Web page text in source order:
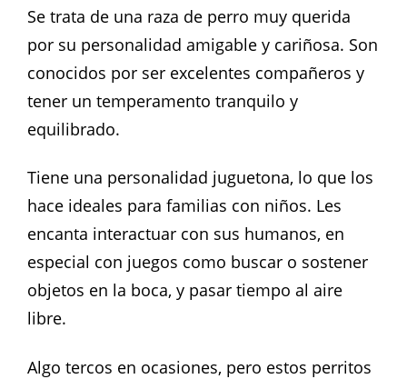
Se trata de una raza de perro muy querida
por su personalidad amigable y cariñosa. Son
conocidos por ser excelentes compañeros y
tener un temperamento tranquilo y
equilibrado.
Tiene una personalidad juguetona, lo que los
hace ideales para familias con niños. Les
encanta interactuar con sus humanos, en
especial con juegos como buscar o sostener
objetos en la boca, y pasar tiempo al aire
libre.
Algo tercos en ocasiones, pero estos perritos